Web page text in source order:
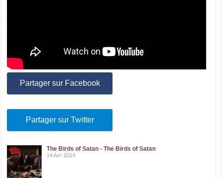
Partager sur Facebook
Partager sur Twitter
The Birds of Satan - The Birds of Satan
14 Avr 2014